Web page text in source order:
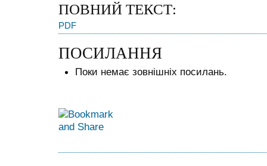
ПОВНИЙ ТЕКСТ:
PDF
ПОСИЛАННЯ
Поки немає зовнішніх посилань.